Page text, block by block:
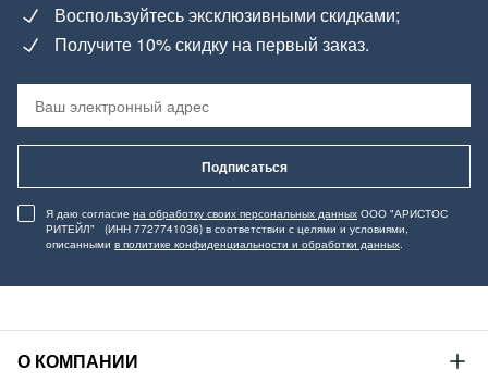
Воспользуйтесь эксклюзивными скидками;
Получите 10% скидку на первый заказ.
Подписаться
Я даю согласие на обработку своих персональных данных ООО "АРИСТОС
РИТЕЙЛ" (ИНН 7727741036) в соответствии с целями и условиями,
описанными в политике конфиденциальности и обработки данных.
О КОМПАНИИ